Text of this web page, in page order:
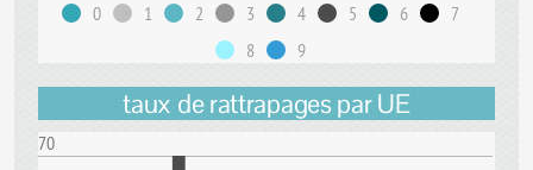
0
1 2 3 4 5 6
7
8
9
taux de rattrapages par UE
70